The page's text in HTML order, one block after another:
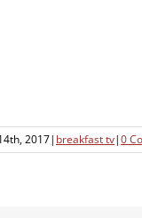
2017| breakfast tv|0